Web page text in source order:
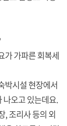
가 가파른 회복세
박시설 현장에서
나오고 있는데요.
, 조리사 등의 외